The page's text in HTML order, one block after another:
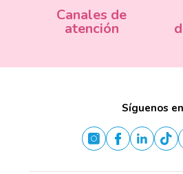
Canales de
atención
Síguenos